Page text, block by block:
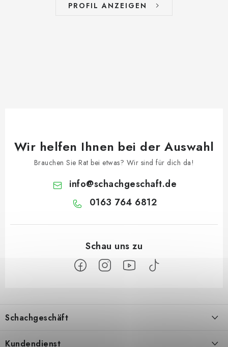
PROFIL ANZEIGEN
Wir helfen Ihnen bei der Auswahl
Brauchen Sie Rat bei etwas? Wir sind für dich da!
info@schachgeschaft.de
0163 764 6812
ß
z
Schachgeschäft
Kundendienst